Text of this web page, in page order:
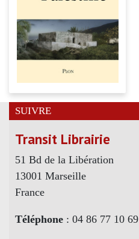
SUIVRE
Transit Librairie
51 Bd de la Libération
13001 Marseille
France
Téléphone : 04 86 77 10 69